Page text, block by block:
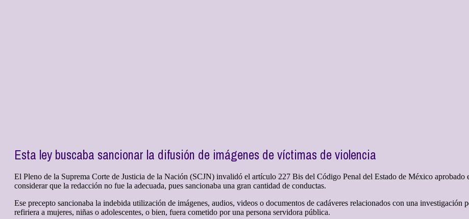
Esta ley buscaba sancionar la difusión de imágenes de víctimas de violencia
El Pleno de la Suprema Corte de Justicia de la Nación (SCJN) invalidó el artículo 227 Bis del Código Penal del Estado de México
considerar que la redacción no fue la adecuada, pues sancionaba una gran cantidad de conductas.
Ese precepto sancionaba la indebida utilización de imágenes, audios, videos o documentos de cadáveres relacionados con una investigación
refiriera a mujeres, niñas o adolescentes, o bien, fuera cometido por una persona servidora pública.